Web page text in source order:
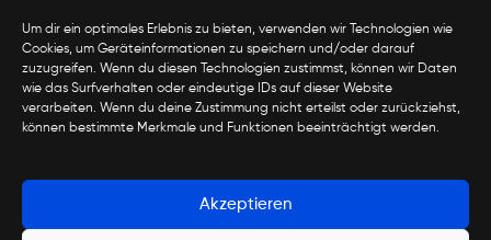
Um dir ein optimales Erlebnis zu bieten, verwenden wir Technologien wie
Cookies, um Geräteinformationen zu speichern und/oder darauf
zuzugreifen. Wenn du diesen Technologien zustimmst, können wir Daten
wie das Surfverhalten oder eindeutige IDs auf dieser Website
verarbeiten. Wenn du deine Zustimmung nicht erteilst oder zurückziehst,
können bestimmte Merkmale und Funktionen beeinträchtigt werden.
Akzeptieren
Öffnungszeiten
Montag bis
Freitag
09:00 – 12:00
Samstag
09:00 – 16:00
Kontakt
Telefon
043 477 19 50
E-Mail
info@automoor.ch
Adresse
Copyright © 2025 automoor